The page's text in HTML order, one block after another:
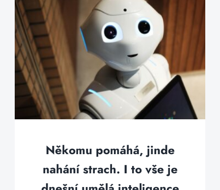
Někomu pomáhá, jinde
nahání strach. I to vše je